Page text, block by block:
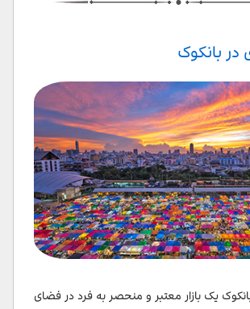
در بانکوک
یک بازار معتبر و منحصر به فرد در فضای